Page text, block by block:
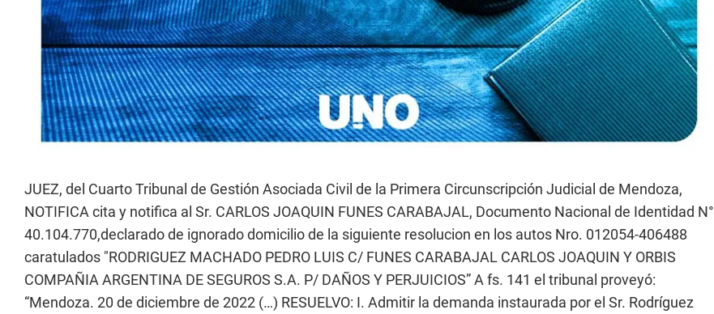
JUEZ, del Cuarto Tribunal de Gestión Asociada Civil de la Primera Circunscripción Judicial de Mendoza,
NOTIFICA cita y notifica al Sr. CARLOS JOAQUIN FUNES CARABAJAL, Documento Nacional de Identidad N°
40.104.770,declarado de ignorado domicilio de la siguiente resolucion en los autos Nro. 012054-406488
caratulados "RODRIGUEZ MACHADO PEDRO LUIS C/ FUNES CARABAJAL CARLOS JOAQUIN Y ORBIS
COMPAÑIA ARGENTINA DE SEGUROS S.A. P/ DAÑOS Y PERJUICIOS” A fs. 141 el tribunal proveyó:
“Mendoza. 20 de diciembre de 2022 (…) RESUELVO: I. Admitir la demanda instaurada por el Sr. Rodríguez